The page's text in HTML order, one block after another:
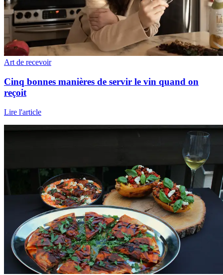
Art de recevoir
Cinq bonnes manières de servir le vin quand on
reçoit
Lire l'article